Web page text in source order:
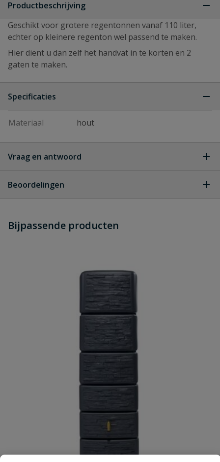
Productbeschrijving
Geschikt voor grotere regentonnen vanaf 110 liter,
echter op kleinere regenton wel passend te maken.
Hier dient u dan zelf het handvat in te korten en 2
gaten te maken.
Specificaties
Materiaal hout
Vraag en antwoord
dit product?
Beoordelingen
Schrijf zelf een beoordeling
Bijpassende producten